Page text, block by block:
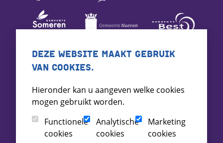
DEZE WEBSITE MAAKT GEBRUIK
VAN COOKIES.
Hieronder kan u aangeven welke cookies
mogen gebruikt worden.
Functionele
cookies
Analytische
cookies
Marketing
cookies